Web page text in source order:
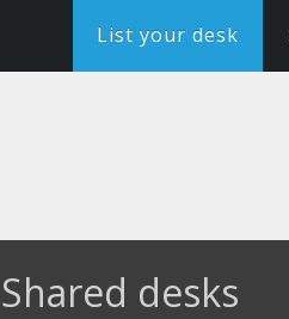
List your desk
Shared desks